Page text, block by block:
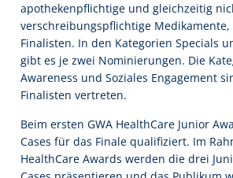
apothekenpflichtige und gleichzeitig
verschreibungspflichtige
Finalisten. In den Kategorien Specials
gibt es je zwei Nominierungen. Die
Awareness und Soziales Engagement
Finalisten vertreten.
Beim ersten GWA HealthCare Junior
Cases für das Finale qualifiziert. Im
HealthCare Awards werden die drei